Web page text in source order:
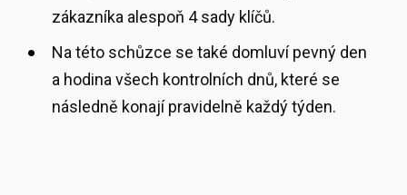
zákazníka alespoň 4 sady klíčů.
Na této schůzce se také domluví pevný den
a hodina všech kontrolních dnů, které se
následně konají pravidelně každý týden.